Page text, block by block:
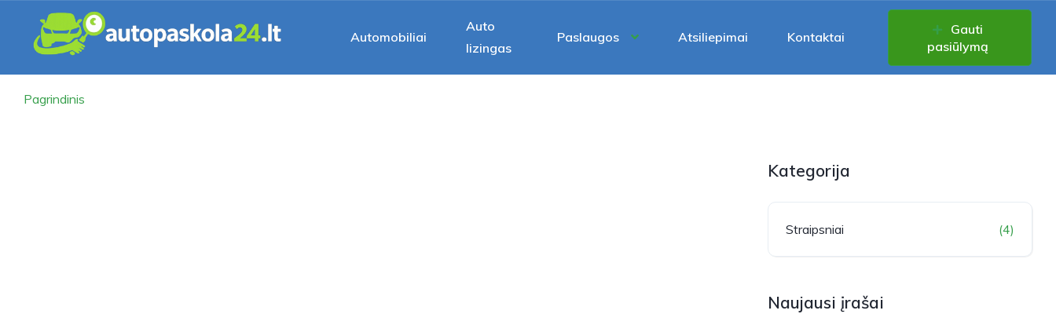
Automobiliai
Auto
lizingas
Paslaugos Atsiliepimai Kontaktai
Gauti
pasiūlymą
Pagrindinis
Kategorija
Straipsniai (4)
Naujausi įrašai